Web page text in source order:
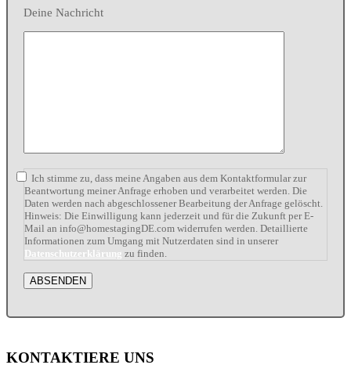
Deine Nachricht
Ich stimme zu, dass meine Angaben aus dem Kontaktformular zur
Beantwortung meiner Anfrage erhoben und verarbeitet werden. Die
Daten werden nach abgeschlossener Bearbeitung der Anfrage gelöscht.
Hinweis: Die Einwilligung kann jederzeit und für die Zukunft per E-
Mail an info@homestagingDE.com widerrufen werden. Detaillierte
Informationen zum Umgang mit Nutzerdaten sind in unserer
Datenschutzerklärung zu finden.
KONTAKTIERE UNS